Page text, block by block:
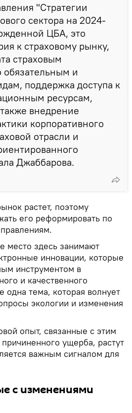
"Стратегии
сектора на 2024-
ЦБА, это
к страховому рынку,
страховым
и
поддержка доступа к
ресурсам,
внедрение
корпоративного
отрасли и
Джаббарова.
растет, поэтому
его реформировать по
место здесь занимают
инновации, которые
инструментом в
и качественного
тема, которая волнует
экологии и изменения
опыт, связанные с этим
ущерба, растут
важным сигналом для
с изменениями